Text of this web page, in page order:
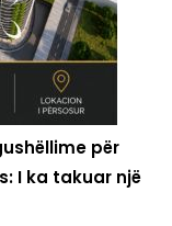
për
I ka takuar një